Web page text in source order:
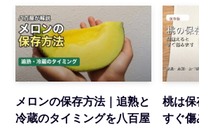
メロンの保存方法｜追熟と
冷蔵のタイミングを八百屋
桃は保
すぐ傷